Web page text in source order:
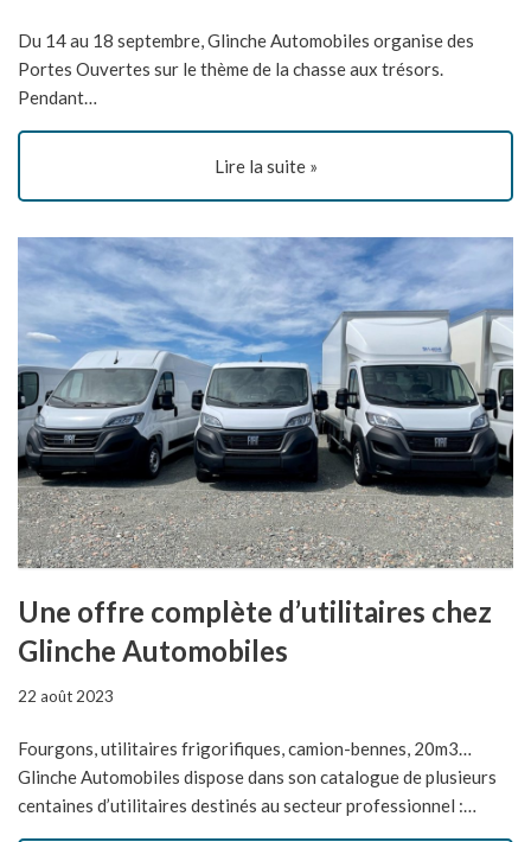
Du 14 au 18 septembre, Glinche Automobiles organise des
Portes Ouvertes sur le thème de la chasse aux trésors.
Pendant…
Lire la suite »
Une offre complète d’utilitaires chez
Glinche Automobiles
22 août 2023
Fourgons, utilitaires frigorifiques, camion-bennes, 20m3…
Glinche Automobiles dispose dans son catalogue de plusieurs
centaines d’utilitaires destinés au secteur professionnel :…